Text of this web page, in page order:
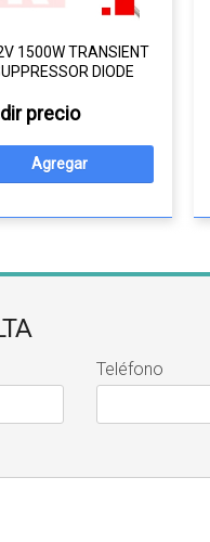
1500W TRANSIENT
DIODE
precio
Teléfono